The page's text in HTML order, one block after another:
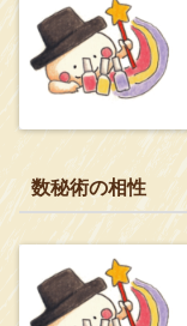
数秘術の相性